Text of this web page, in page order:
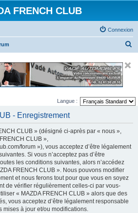
FRENCH CLUB
Connexion
r
Langue :
- Enregistrement
CLUB » (désigné ci-après par « nous »,
CLUB »,
forum »), vous acceptez d’être légalement
Si vous n’acceptez pas d’être
les conditions suivantes, alors n’accédez
FRENCH CLUB ». Nous pouvons modifier
et nous ferons tout pour que vous en soyez
de vérifier régulièrement celles-ci par vous-
« MAZDA FRENCH CLUB » alors que des
vous acceptez d’être légalement responsable
à jour et/ou modifications.